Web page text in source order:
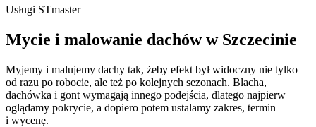
Usługi STmaster
Mycie i malowanie dachów w Szczecinie
Myjemy i malujemy dachy tak, żeby efekt był widoczny nie tylko
od razu po robocie, ale też po kolejnych sezonach. Blacha,
dachówka i gont wymagają innego podejścia, dlatego najpierw
oglądamy pokrycie, a dopiero potem ustalamy zakres, termin
i wycenę.